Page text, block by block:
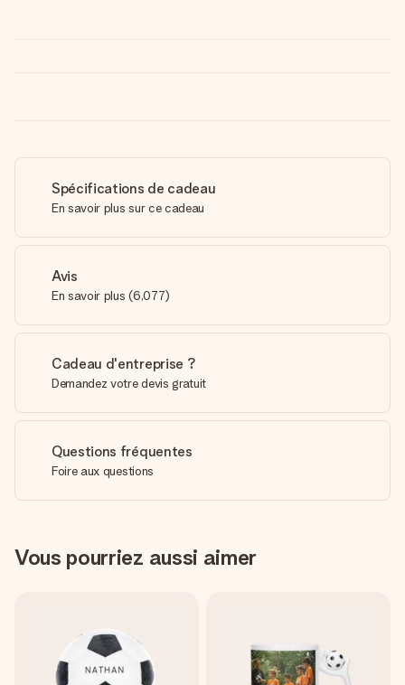
Spécifications de cadeau
En savoir plus sur ce cadeau
Avis
En savoir plus (6,077)
Cadeau d'entreprise ?
Demandez votre devis gratuit
Questions fréquentes
Foire aux questions
Vous pourriez aussi aimer